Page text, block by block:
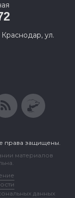
ул.
права защищены.
материалов
данных